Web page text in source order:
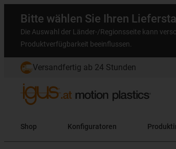
Bitte wählen Sie Ihren
Die Auswahl der Länder-/Regionsseite kann
Produktverfügbarkeit beeinflussen.
Versandfertig ab 24 Stunden
Shop Konfiguratoren